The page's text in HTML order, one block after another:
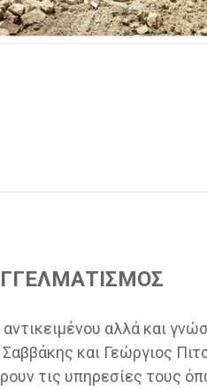
αλλά και
και Γεώργιος
τις υπηρεσίες τους